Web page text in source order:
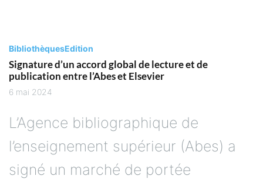
BibliothèquesEdition
Signature d’un accord global de lecture et de
publication entre l’Abes et Elsevier
6 mai 2024
L’Agence bibliographique de
l’enseignement supérieur (Abes) a
signé un marché de portée